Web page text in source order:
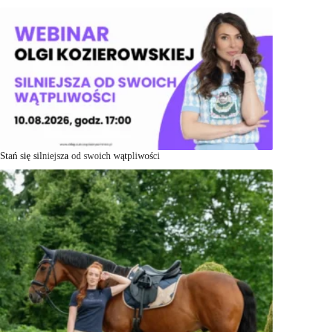
Stań się silniejsza od swoich wątpliwości